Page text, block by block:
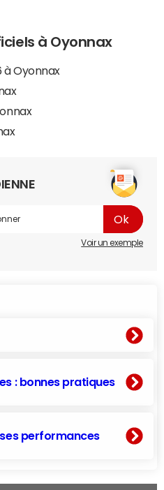
à Oyonnax
à Oyonnax
Voir un exemple
: bonnes pratiques
performances